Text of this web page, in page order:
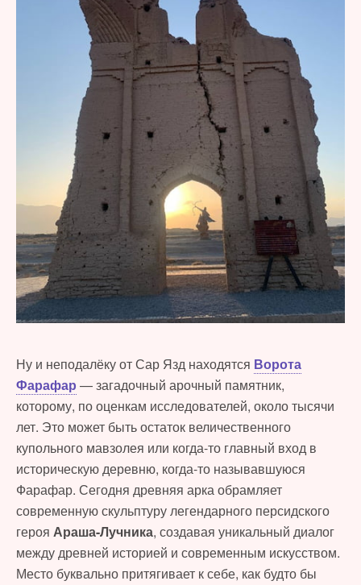
Ну и неподалёку от Сар Язд находятся Ворота
Фарафар — загадочный арочный памятник,
которому, по оценкам исследователей, около тысячи
лет. Это может быть остаток величественного
купольного мавзолея или когда-то главный вход в
историческую деревню, когда-то называвшуюся
Фарафар. Сегодня древняя арка обрамляет
современную скульптуру легендарного персидского
героя Араша-Лучника, создавая уникальный диалог
между древней историей и современным искусством.
Место буквально притягивает к себе, как будто бы